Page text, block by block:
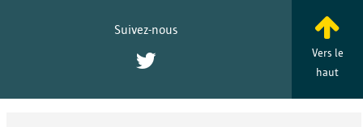
Suivez-nous
Twitter
Vers le
haut